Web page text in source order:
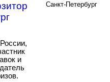
и
Санкт-Петербург